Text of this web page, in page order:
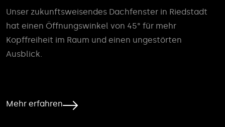
Unser zukunftsweisendes Dachfenster in Riedstadt
hat einen Öffnungswinkel von 45° für mehr
Kopffreiheit im Raum und einen ungestörten
Ausblick.
Mehr erfahren